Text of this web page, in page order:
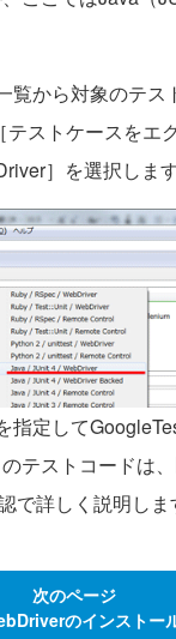
覧から対象のテス
テストケースをエ
］を選択します
指定して
テストコードは
で詳しく説明しま
次のページ
のインストー